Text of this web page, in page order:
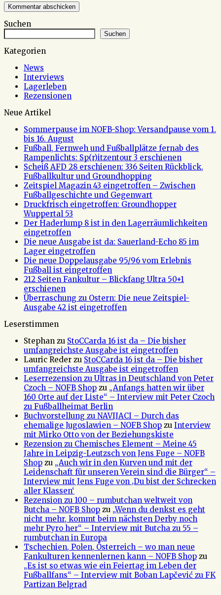
Suchen
Suchen
Kategorien
News
Interviews
Lagerleben
Rezensionen
Neue Artikel
Sommerpause im NOFB-Shop: Versandpause vom 1.
bis 16. August
Fußball, Fernweh und Fußballplätze fernab des
Rampenlichts: Sp(r)itzentour 3 erschienen
Scheiß AFD 28 erschienen: 336 Seiten Rückblick,
Fußballkultur und Groundhopping
Zeitspiel Magazin 43 eingetroffen – Zwischen
Fußballgeschichte und Gegenwart
Druckfrisch eingetroffen: Groundhopper
Wuppertal 53
Der Haderlump 8 ist in den Lagerräumlichkeiten
eingetroffen
Die neue Ausgabe ist da: Sauerland-Echo 85 im
Lager eingetroffen
Die neue Doppelausgabe 95/96 vom Erlebnis
Fußball ist eingetroffen
212 Seiten Fankultur – Blickfang Ultra 50+1
erschienen
Überraschung zu Ostern: Die neue Zeitspiel-
Ausgabe 42 ist eingetroffen
Leserstimmen
Stephan zu StoCCarda 16 ist da – Die bisher
umfangreichste Ausgabe ist eingetroffen
Lauric Reder zu StoCCarda 16 ist da – Die bisher
umfangreichste Ausgabe ist eingetroffen
Leserrezension zu Ultras in Deutschland von Peter
Czoch – NOFB Shop zu „Anfangs hatten wir über
160 Orte auf der Liste“ – Interview mit Peter Czoch
zu Fußballheimat Berlin
Buchvorstellung zu NAVIJACI – Durch das
ehemalige Jugoslawien – NOFB Shop zu Interview
mit Mirko Otto von der Beziehungskiste
Rezension zu Chemisches Element – Meine 45
Jahre in Leipzig-Leutzsch von Jens Fuge – NOFB
Shop zu „Auch wir in den Kurven und mit der
Leidenschaft für unseren Verein sind die Bürger“ –
Interview mit Jens Fuge von ‚Du bist der Schrecken
aller Klassen‘
Rezension zu 100 – rumbutchan weltweit von
Butcha – NOFB Shop zu „Wenn du denkst es geht
nicht mehr, kommt beim nächsten Derby noch
mehr Pyro her“ – Interview mit Butcha zu 55 –
rumbutchan in Europa
Tschechien, Polen, Österreich – wo man neue
Fankulturen kennenlernen kann – NOFB Shop zu
„Es ist so etwas wie ein Feiertag im Leben der
Fußballfans“ – Interview mit Boban Lapčević zu FK
Partizan Belgrad